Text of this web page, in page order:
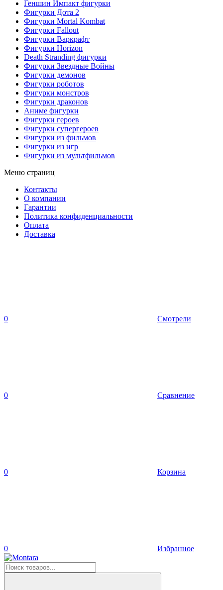
Геншин Импакт фигурки
Фигурки Дота 2
Фигурки Mortal Kombat
Фигурки Fallout
Фигурки Варкрафт
Фигурки Horizon
Death Stranding фигурки
Фигурки Звездные Войны
Фигурки демонов
Фигурки роботов
Фигурки монстров
Фигурки драконов
Аниме фигурки
Фигурки героев
Фигурки супергероев
Фигурки из фильмов
Фигурки из игр
Фигурки из мультфильмов
Меню страниц
Контакты
O компании
Гарантии
Политика конфиденциальности
Оплата
Доставка
0 Смотрели
0 Сравнение
0 Корзина
0 Избранное